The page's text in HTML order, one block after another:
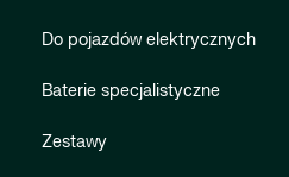
Do pojazdów elektrycznych
Baterie specjalistyczne
Zestawy